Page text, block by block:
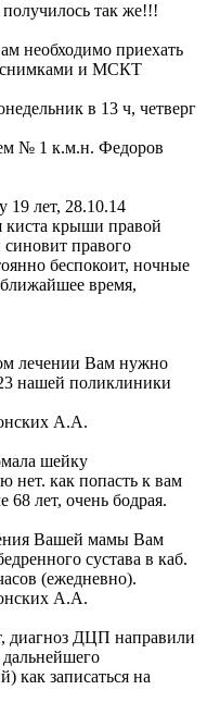
так же!!!
необходимо приехать
снимками и МСКТ
в 13 ч, четверг
№ 1 к.м.н. Федоров
19 лет, 28.10.14
киста крыши правой
правого
беспокоит, ночные
время,
лечении Вам нужно
нашей поликлиники
А.А.
шейку
нет. как попасть к вам
лет, очень бодрая.
Вашей мамы Вам
сустава в каб.
(ежедневно).
А.А.
диагноз ДЦП направили
как записаться на